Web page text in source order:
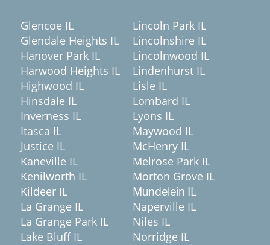
Glencoe IL
Glendale Heights IL
Hanover Park IL
Harwood Heights IL
Highwood IL
Hinsdale IL
Inverness IL
Itasca IL
Justice IL
Kaneville IL
Kenilworth IL
Kildeer IL
La Grange IL
La Grange Park IL
Lake Bluff IL
Lincoln Park IL
Lincolnshire IL
Lincolnwood IL
Lindenhurst IL
Lisle IL
Lombard IL
Lyons IL
Maywood IL
McHenry IL
Melrose Park IL
Morton Grove IL
Mundelein IL
Naperville IL
Niles IL
Norridge IL